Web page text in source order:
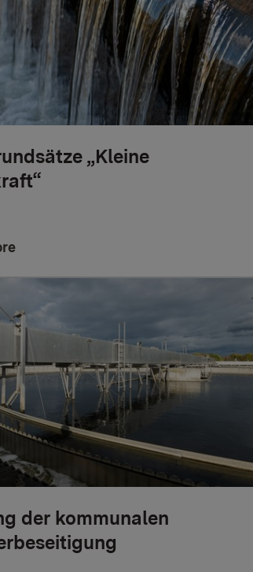
„Kleine
der kommunalen